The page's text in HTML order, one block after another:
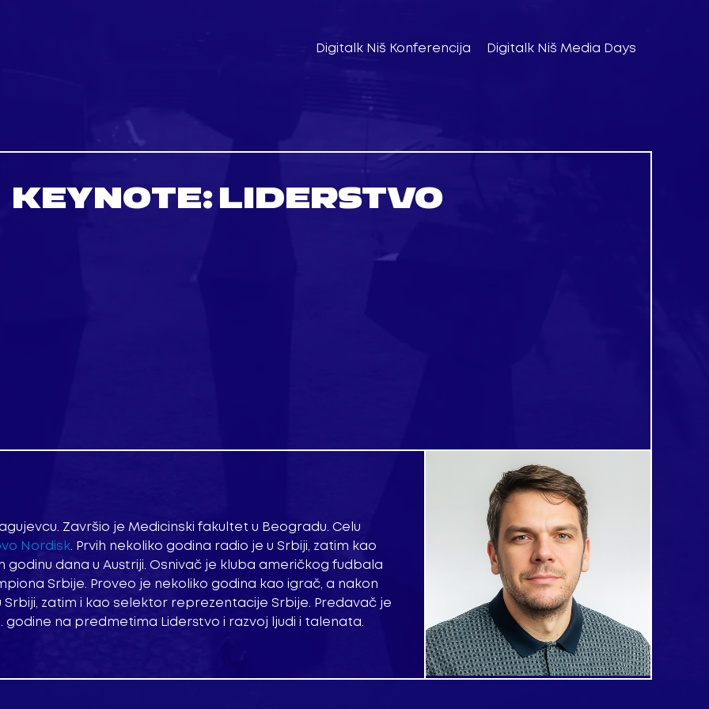
Digitalk Niš Konferencija Digitalk Niš Media Days
KEYNOTE: LIDERSTVO
Završio je Medicinski fakultet u Beogradu. Celu
Nordisk. Prvih nekoliko godina radio je u Srbiji, zatim kao
dana u Austriji. Osnivač je kluba američkog fudbala
Srbije. Proveo je nekoliko godina kao igrač, a nakon
zatim i kao selektor reprezentacije Srbije. Predavač je
godine na predmetima Liderstvo i razvoj ljudi i talenata.